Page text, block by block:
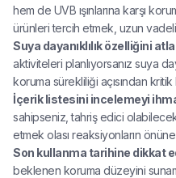
hem de UVB ışınlarına karşı
ürünleri tercih etmek, uzun vadeli
Suya dayanıklılık özelliğini
aktiviteleri planlıyorsanız suya
koruma sürekliliği açısından kritik
İçerik listesini incelemeyi
sahipseniz, tahriş edici
etmek olası reaksiyonların
Son kullanma tarihine dikkat
beklenen koruma düzeyini